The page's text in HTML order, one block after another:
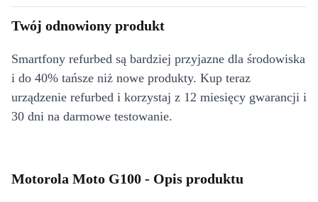
Twój odnowiony produkt
Smartfony refurbed są bardziej przyjazne dla środowiska
i do 40% tańsze niż nowe produkty. Kup teraz
urządzenie refurbed i korzystaj z 12 miesięcy gwarancji i
30 dni na darmowe testowanie.
Motorola Moto G100 - Opis produktu